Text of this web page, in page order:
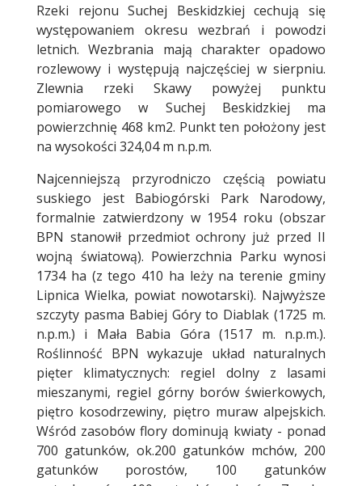
Rzeki rejonu Suchej Beskidzkiej cechują się
występowaniem okresu wezbrań i powodzi
letnich. Wezbrania mają charakter opadowo
rozlewowy i występują najczęściej w sierpniu.
Zlewnia rzeki Skawy powyżej punktu
pomiarowego w Suchej Beskidzkiej ma
powierzchnię 468 km2. Punkt ten położony jest
na wysokości 324,04 m n.p.m.
Najcenniejszą przyrodniczo częścią powiatu
suskiego jest Babiogórski Park Narodowy,
formalnie zatwierdzony w 1954 roku (obszar
BPN stanowił przedmiot ochrony już przed II
wojną światową). Powierzchnia Parku wynosi
1734 ha (z tego 410 ha leży na terenie gminy
Lipnica Wielka, powiat nowotarski). Najwyższe
szczyty pasma Babiej Góry to Diablak (1725 m.
n.p.m.) i Mała Babia Góra (1517 m. n.p.m.).
Roślinność BPN wykazuje układ naturalnych
pięter klimatycznych: regiel dolny z lasami
mieszanymi, regiel górny borów świerkowych,
piętro kosodrzewiny, piętro muraw alpejskich.
Wśród zasobów flory dominują kwiaty - ponad
700 gatunków, ok.200 gatunków mchów, 200
gatunków porostów, 100 gatunków